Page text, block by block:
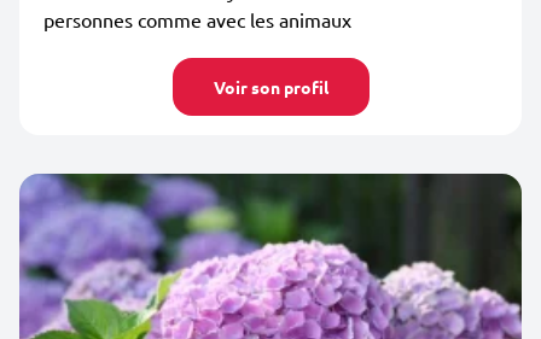
personnes comme avec les animaux
Voir son profil